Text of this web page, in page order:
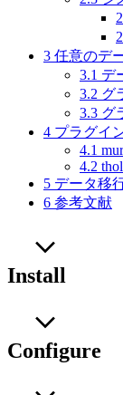
3 任意のデ
3.1 デ
3.2 グ
3.3 グ
4 プラグイ
4.1
4.2
5 データ移
6 参考文献
Install
Configure